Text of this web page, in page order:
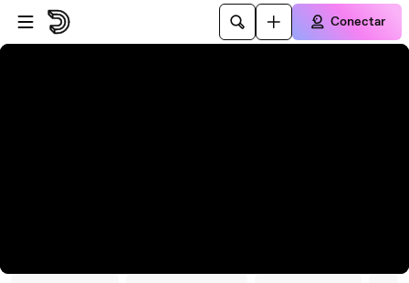
Pular para o player
Ir para o conteúdo principal
Conectar